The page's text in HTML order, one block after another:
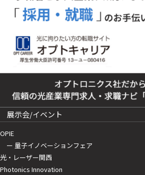
展示会/イベント
OPIE
ー 量子イノベーションフェア
光・レーザー関西
Photonics Innovation